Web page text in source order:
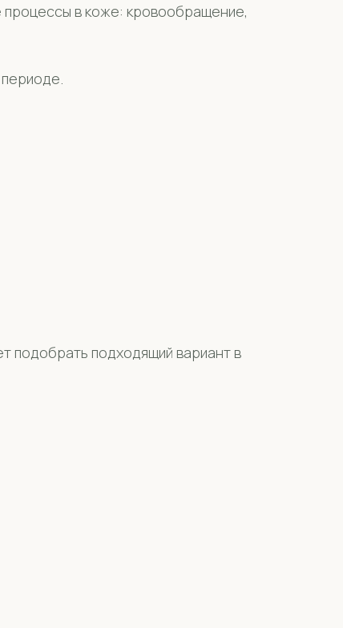
процессы в коже: кровообращение,
подобрать подходящий вариант в